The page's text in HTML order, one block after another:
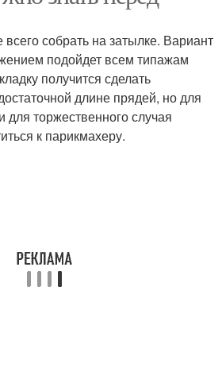
всего собрать на затылке. Вариант
подойдет всем типажам
получится сделать
длине прядей, но для
для торжественного случая
к парикмахеру.